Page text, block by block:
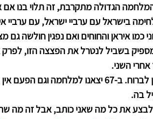
הגדולה מתקרבת, זה תלוי בנו
אומר לחימה בישראל עם ערביי ישראל, עם
כמו איראן והחוחים ואם נפגין חולשה גם
בשביל לנטרל את הפצצה הזו,
השני.
מהמלחמה הזו לא ניתן לברוח. ב-67 יצאנו
בה.
לבצע את כל מה שאני כותב, אבל זה מה